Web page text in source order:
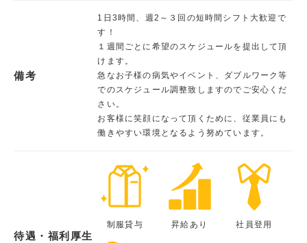
備考
1日3時間、週2～３回の短時間シフト大歓迎で
す！
１週間ごとに希望のスケジュールを提出して頂
けます。
急なお子様の病気やイベント、ダブルワーク等
でのスケジュール調整致しますのでご安心くだ
さい。
お客様に笑顔になって頂くために、従業員にも
働きやすい環境となるよう努めています。
待遇・福利厚生
制服貸与 昇給あり 社員登用